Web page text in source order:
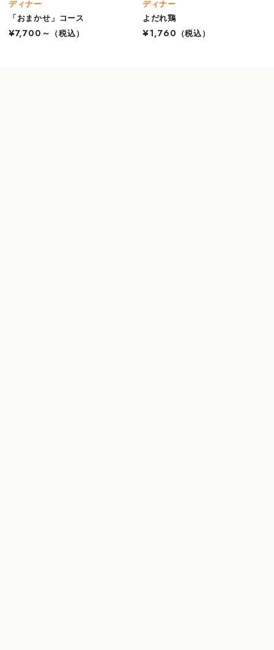
ディナー
「おまかせ」コース
¥7,700～
（税込）
ディナー
よだれ鶏
¥1,760
（税込）